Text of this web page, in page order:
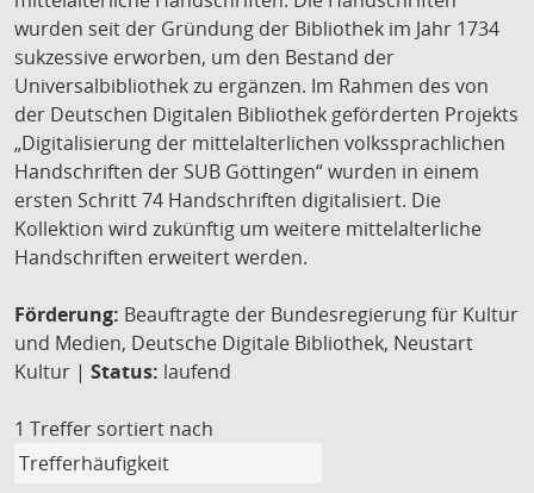
wurden seit der Gründung der Bibliothek im Jahr 1734
sukzessive erworben, um den Bestand der
Universalbibliothek zu ergänzen. Im Rahmen des von
der Deutschen Digitalen Bibliothek geförderten Projekts
„Digitalisierung der mittelalterlichen volkssprachlichen
Handschriften der SUB Göttingen“ wurden in einem
ersten Schritt 74 Handschriften digitalisiert. Die
Kollektion wird zukünftig um weitere mittelalterliche
Handschriften erweitert werden.
Förderung: Beauftragte der Bundesregierung für Kultur
und Medien, Deutsche Digitale Bibliothek, Neustart
Kultur | Status: laufend
1 Treffer sortiert nach